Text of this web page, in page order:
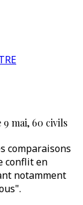
mai, 60 civils
comparaisons
conflit en
notamment